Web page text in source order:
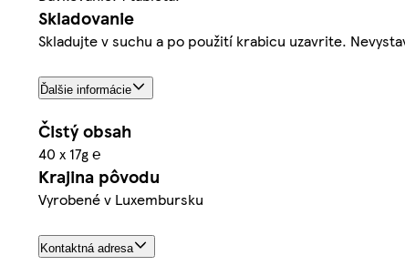
Skladovanie
Skladujte v suchu a po použití krabicu uzavrite.
Ďalšie informácie
Čistý obsah
40 x 17g ℮
Krajina pôvodu
Vyrobené v Luxembursku
Kontaktná adresa